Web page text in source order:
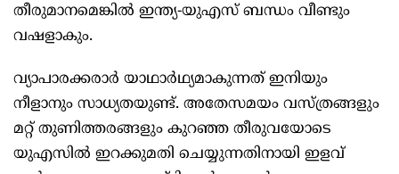
തീരുമാനമെങ്കിൽ ഇന്ത്യ-യുഎസ് ബന്ധം വീണ്ടും
വഷളാകും.
വ്യാപാരക്കരാർ യാഥാർഥ്യമാകുന്നത് ഇനിയും
നീളാനും സാധ്യതയുണ്ട്. അതേസമയം വസ്ത്രങ്ങളും
മറ്റ് തുണിത്തരങ്ങളും കുറഞ്ഞ തീരുവയോടെ
യുഎസിൽ ഇറക്കുമതി ചെയ്യുന്നതിനായി ഇളവ്